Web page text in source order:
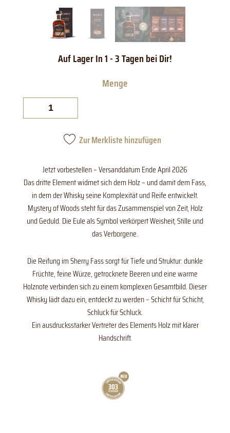
Zur Merkliste hinzufügen
Jetzt vorbestellen – Versanddatum Ende April 2026
Das dritte Element widmet sich dem Holz – und damit dem Fass,
in dem der Whisky seine Komplexität und Reife entwickelt.
Mystery of Woods steht für das Zusammenspiel von Zeit, Holz
und Geduld. Die Eule als Symbol verkörpert Weisheit, Stille und
das Verborgene.
Die Reifung im Sherry Fass sorgt für Tiefe und Struktur: dunkle
Früchte, feine Würze, getrocknete Beeren und eine warme
Holznote verbinden sich zu einem komplexen Gesamtbild. Dieser
Whisky lädt dazu ein, entdeckt zu werden – Schicht für Schicht,
Schluck für Schluck.
Ein ausdrucksstarker Vertreter des Elements Holz mit klarer
Handschrift.